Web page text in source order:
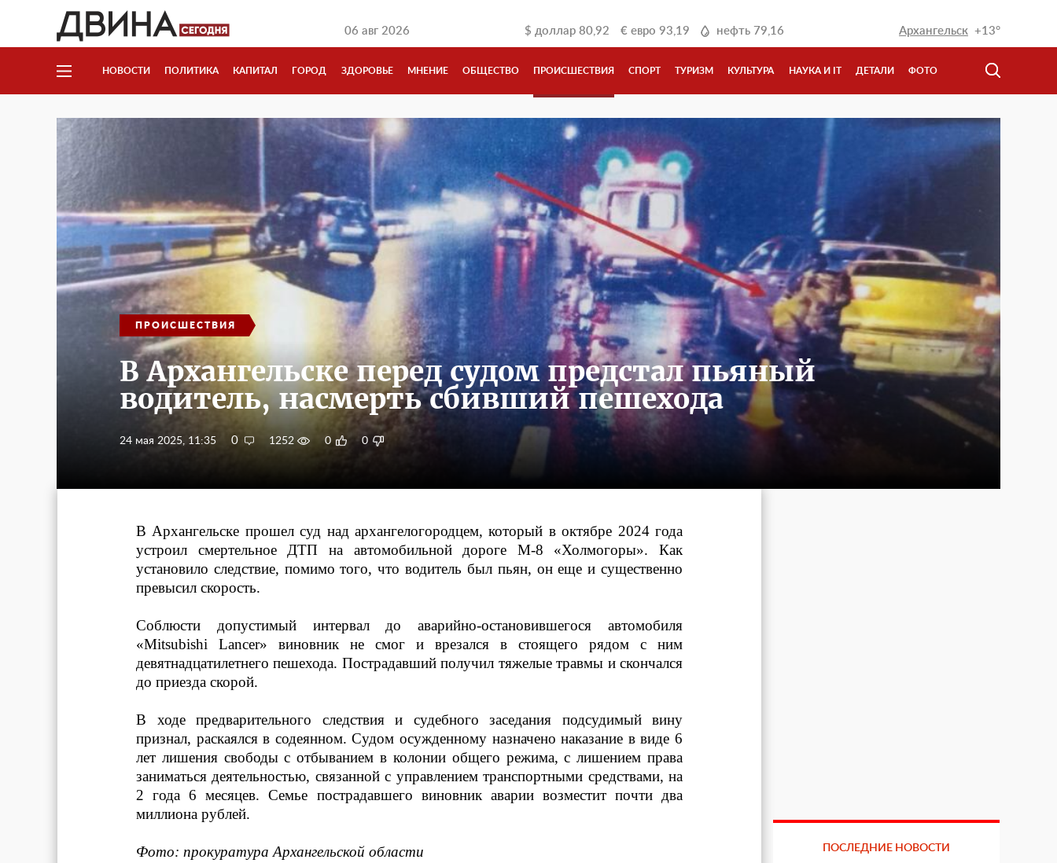
06 авг 2026 $ доллар 80,92 € евро 93,19 нефть 79,16 Архангельск +13°
НОВОСТИ ПОЛИТИКА КАПИТАЛ ГОРОД ЗДОРОВЬЕ МНЕНИЕ ОБЩЕСТВО ПРОИСШЕСТВИЯ СПОРТ ТУРИЗМ КУЛЬТУРА НАУКА И IT ДЕТАЛИ ФОТО
ПРОИСШЕСТВИЯ
В Архангельске перед судом предстал пьяный
водитель, насмерть сбивший пешехода
24 мая 2025, 11:35 0 1252 0 0
В Архангельске прошел суд над архангелогородцем, который в октябре 2024 года
устроил смертельное ДТП на автомобильной дороге М-8 «Холмогоры». Как
установило следствие, помимо того, что водитель был пьян, он еще и существенно
превысил скорость.
Соблюсти допустимый интервал до аварийно-остановившегося автомобиля
«Mitsubishi Lancer» виновник не смог и врезался в стоящего рядом с ним
девятнадцатилетнего пешехода. Пострадавший получил тяжелые травмы и скончался
до приезда скорой.
В ходе предварительного следствия и судебного заседания подсудимый вину
признал, раскаялся в содеянном. Судом осужденному назначено наказание в виде 6
лет лишения свободы с отбыванием в колонии общего режима, с лишением права
заниматься деятельностью, связанной с управлением транспортными средствами, на
2 года 6 месяцев. Семье пострадавшего виновник аварии возместит почти два
миллиона рублей.
Фото: прокуратура Архангельской области ПОСЛЕДНИЕ НОВОСТИ